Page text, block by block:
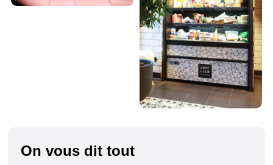
On vous dit tout